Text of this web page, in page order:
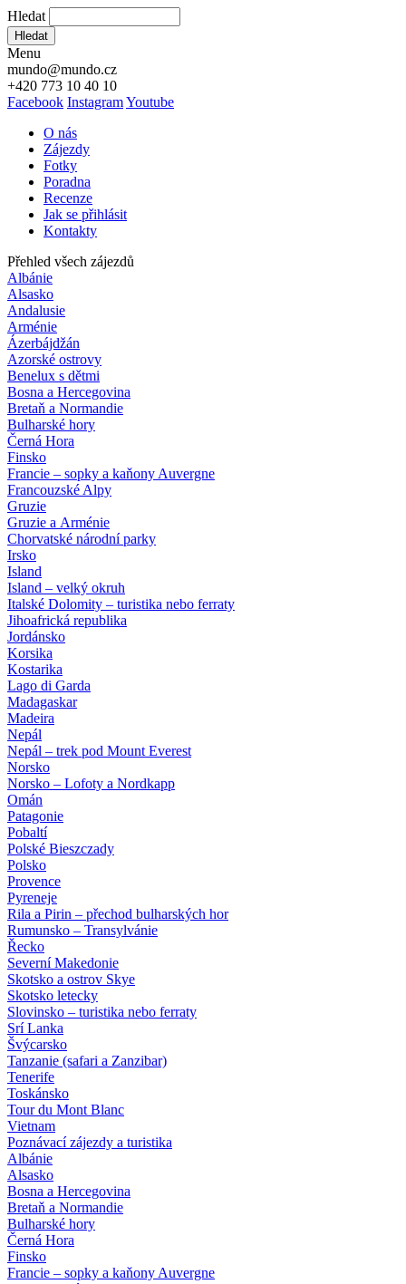
Hledat
Hledat
Menu
mundo@mundo.cz
+420 773 10 40 10
Facebook InstagramYoutube
O nás
Zájezdy
Fotky
Poradna
Recenze
Jak se přihlásit
Kontakty
Přehled všech zájezdů
Albánie
Alsasko
Andalusie
Arménie
Ázerbájdžán
Azorské ostrovy
Benelux s dětmi
Bosna a Hercegovina
Bretaň a Normandie
Bulharské hory
Černá Hora
Finsko
Francie – sopky a kaňony Auvergne
Francouzské Alpy
Gruzie
Gruzie a Arménie
Chorvatské národní parky
Irsko
Island
Island – velký okruh
Italské Dolomity – turistika nebo ferraty
Jihoafrická republika
Jordánsko
Korsika
Kostarika
Lago di Garda
Madagaskar
Madeira
Nepál
Nepál – trek pod Mount Everest
Norsko
Norsko – Lofoty a Nordkapp
Omán
Patagonie
Pobaltí
Polské Bieszczady
Polsko
Provence
Pyreneje
Rila a Pirin – přechod bulharských hor
Rumunsko – Transylvánie
Řecko
Severní Makedonie
Skotsko a ostrov Skye
Skotsko letecky
Slovinsko – turistika nebo ferraty
Srí Lanka
Švýcarsko
Tanzanie (safari a Zanzibar)
Tenerife
Toskánsko
Tour du Mont Blanc
Vietnam
Poznávací zájezdy a turistika
Albánie
Alsasko
Bosna a Hercegovina
Bretaň a Normandie
Bulharské hory
Černá Hora
Finsko
Francie – sopky a kaňony Auvergne